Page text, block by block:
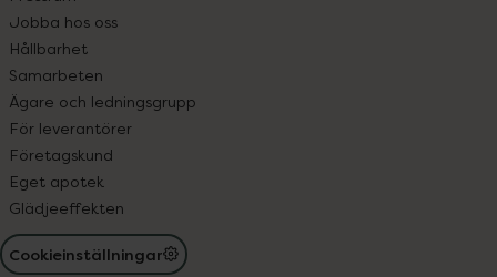
Jobba hos oss
Hållbarhet
Samarbeten
Ägare och ledningsgrupp
För leverantörer
Företagskund
Eget apotek
Glädjeeffekten
Cookieinställningar